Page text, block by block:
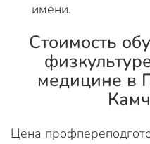
имени.
Стоимость
медицине в
Цена